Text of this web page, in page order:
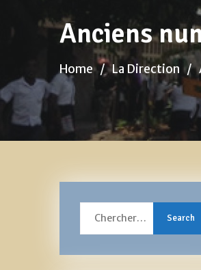
Anciens
Home La Direction
Search
for: